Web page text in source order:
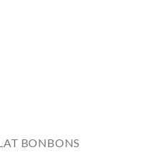
BONBONS